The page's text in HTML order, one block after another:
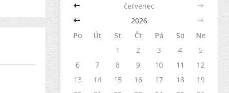
<< červenec
>>
<<
2026
>>
Po
Út St Čt Pá So
Ne
1
2 3 4
5
6
7 8 9 10 11
12
13
14 15 16 17 18
19